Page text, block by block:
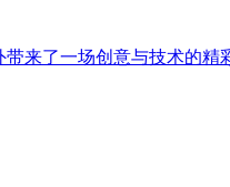
来了一场创意与技术的